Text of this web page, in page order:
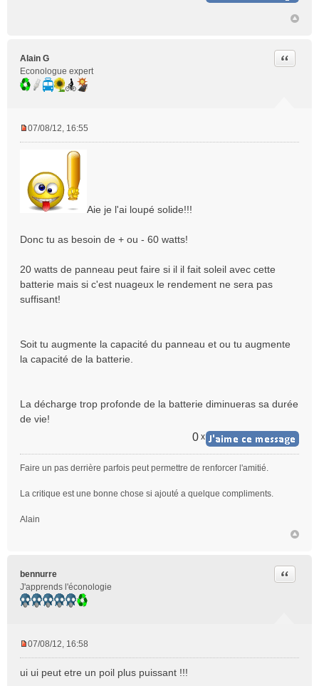
Alain G
Econologue expert
Citer
s
a
g
o
l
07/08/12, 16:55
Aie je l'ai loupé solide!!!
Donc tu as besoin de + ou - 60 watts!
20 watts de panneau peut faire si il il fait soleil avec cette
batterie mais si c'est nuageux le rendement ne sera pas
suffisant!
Soit tu augmente la capacité du panneau et ou tu augmente
la capacité de la batterie.
La décharge trop profonde de la batterie diminueras sa durée
de vie!
0 x
Faire un pas derrière parfois peut permettre de renforcer l'amitié.
La critique est une bonne chose si ajouté a quelque compliments.
Alain
bennurre
J'apprends l'éconologie
Citer
s
07/08/12, 16:58
ui ui peut etre un poil plus puissant !!!